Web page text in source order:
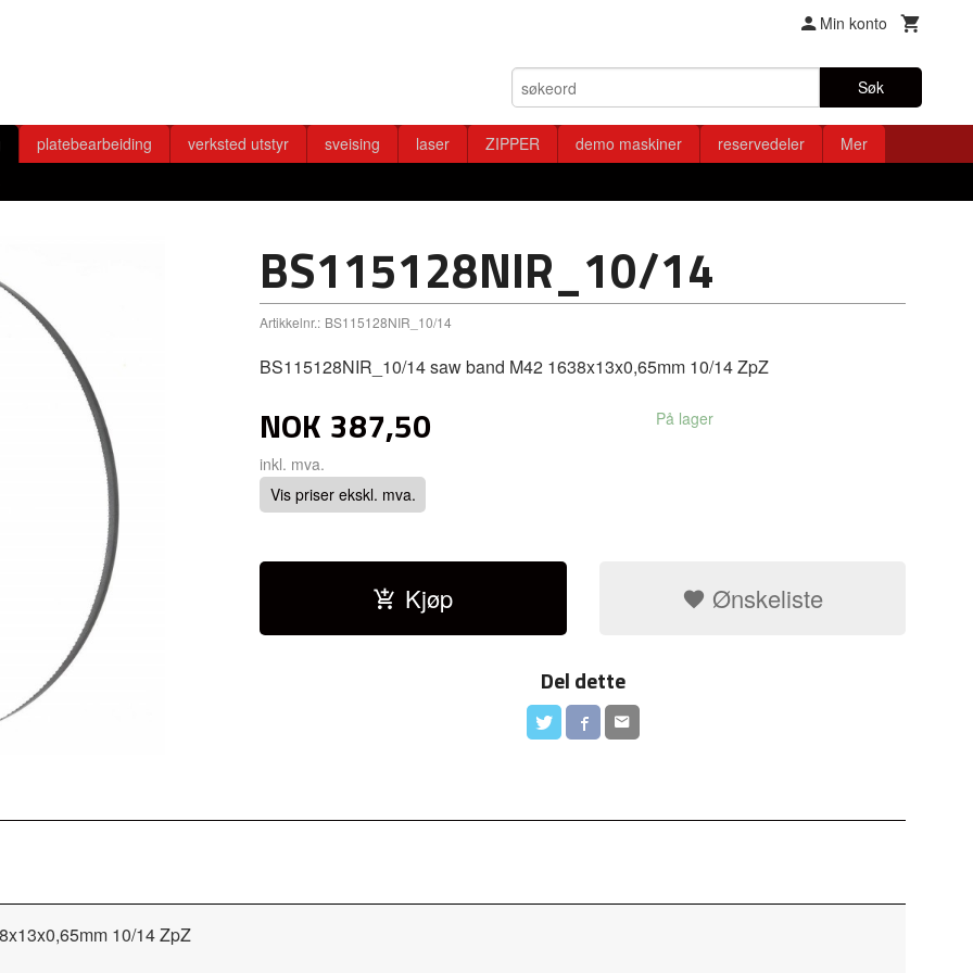
Min konto
Søk
platebearbeiding verksted utstyr sveising laser ZIPPER demo maskiner reservedeler Mer
BS115128NIR_10/14
Artikkelnr.: BS115128NIR_10/14
BS115128NIR_10/14 saw band M42 1638x13x0,65mm 10/14 ZpZ
NOK 387,50
inkl. mva.
Vis priser ekskl. mva.
På lager
Kjøp Ønskeliste
Del dette
10/14 ZpZ